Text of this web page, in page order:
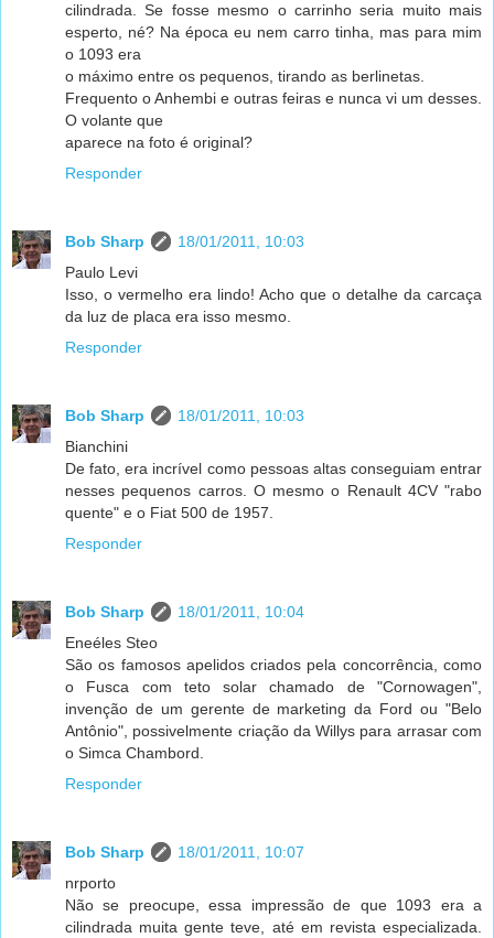
cilindrada. Se fosse mesmo o carrinho seria muito mais
esperto, né? Na época eu nem carro tinha, mas para mim
o 1093 era
o máximo entre os pequenos, tirando as berlinetas.
Frequento o Anhembi e outras feiras e nunca vi um desses.
O volante que
aparece na foto é original?
Responder
Bob Sharp
18/01/2011, 10:03
Paulo Levi
Isso, o vermelho era lindo! Acho que o detalhe da carcaça
da luz de placa era isso mesmo.
Responder
Bob Sharp
18/01/2011, 10:03
Bianchini
De fato, era incrível como pessoas altas conseguiam entrar
nesses pequenos carros. O mesmo o Renault 4CV "rabo
quente" e o Fiat 500 de 1957.
Responder
Bob Sharp
18/01/2011, 10:04
Eneéles Steo
São os famosos apelidos criados pela concorrência, como
o Fusca com teto solar chamado de "Cornowagen",
invenção de um gerente de marketing da Ford ou "Belo
Antônio", possivelmente criação da Willys para arrasar com
o Simca Chambord.
Responder
Bob Sharp
18/01/2011, 10:07
nrporto
Não se preocupe, essa impressão de que 1093 era a
cilindrada muita gente teve, até em revista especializada.